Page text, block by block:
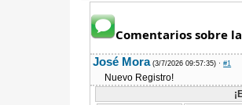
Comentarios sobre
José Mora (3/7/2026 09:57:35) ·#1
Nuevo Registro!